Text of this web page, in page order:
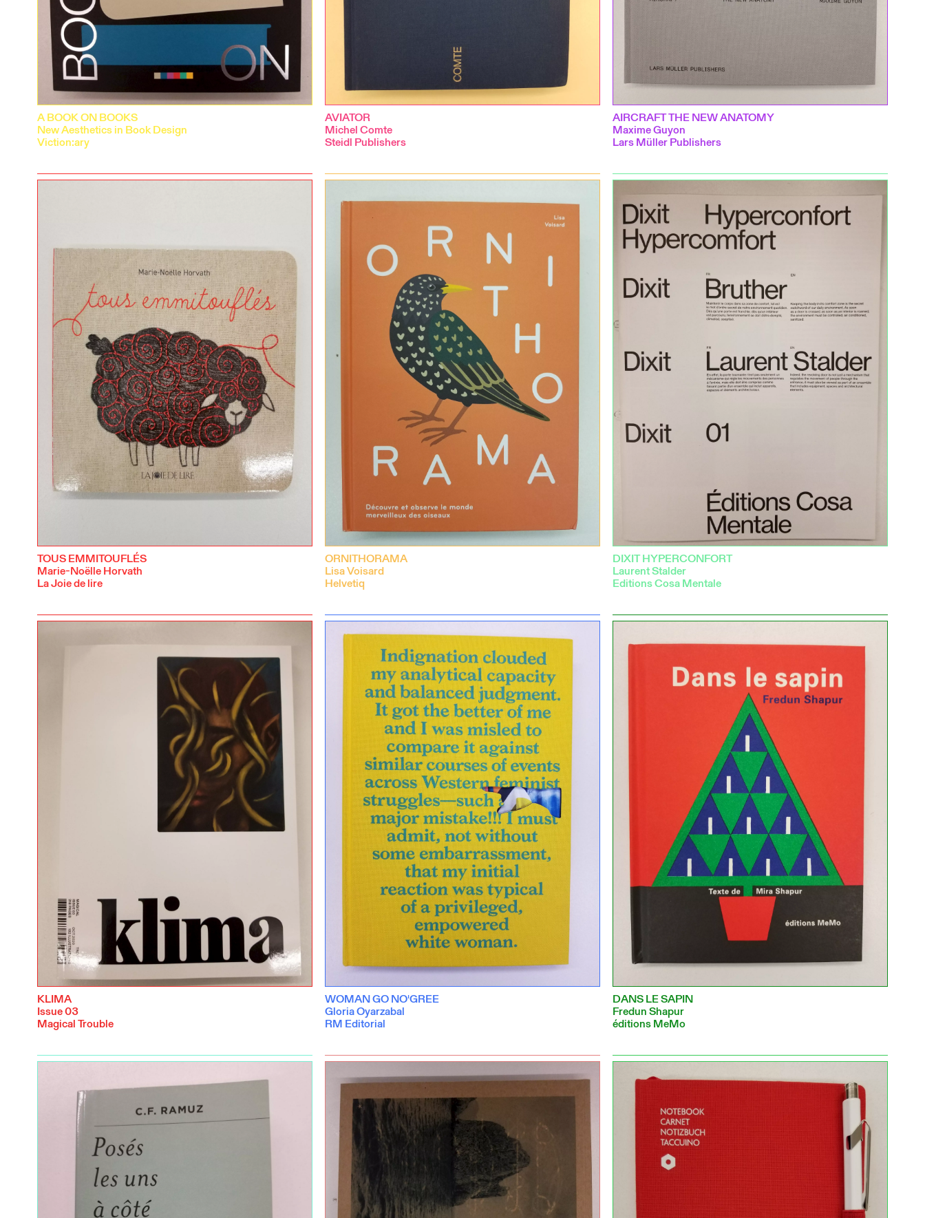
A BOOK ON BOOKS
New Aesthetics in Book Design
Viction:ary
AVIATOR
Michel Comte
Steidl Publishers
AIRCRAFT THE NEW ANATOMY
Maxime Guyon
Lars Müller Publishers
TOUS EMMITOUFLÉS
Marie-Noëlle Horvath
La Joie de lire
ORNITHORAMA
Lisa Voisard
Helvetiq
DIXIT HYPERCONFORT
Laurent Stalder
Editions Cosa Mentale
KLIMA
Issue 03
Magical Trouble
WOMAN GO NO'GREE
Gloria Oyarzabal
RM Editorial
DANS LE SAPIN
Fredun Shapur
éditions MeMo